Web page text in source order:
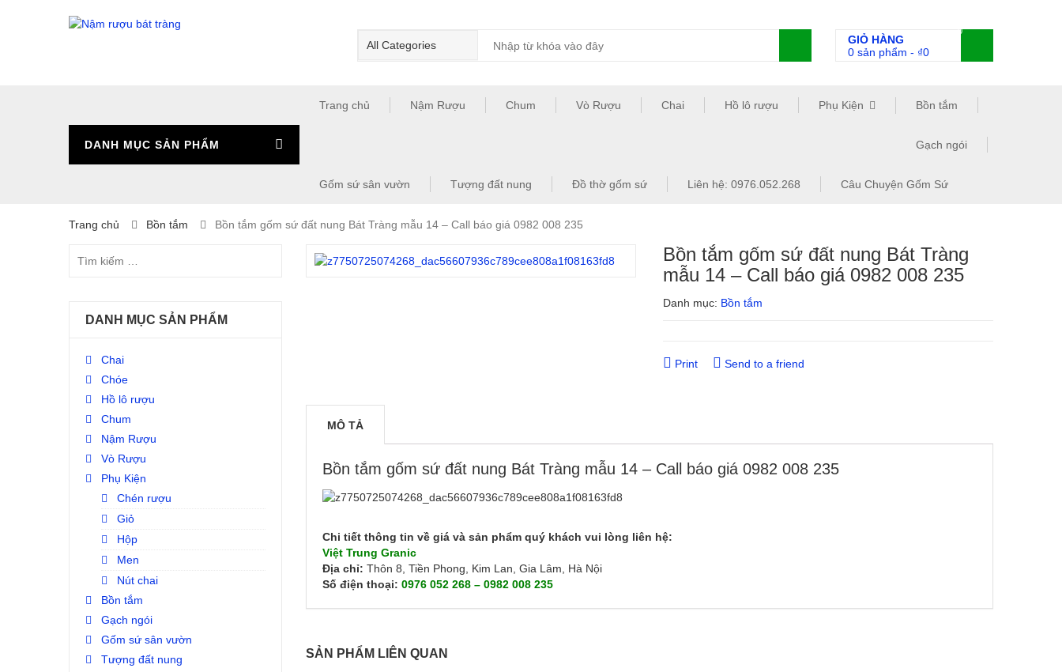
GIỎ HÀNG
0 sản phẩm - ₫0
0
DANH MỤC SẢN PHẨM
Trang chủ Nậm Rượu Chum Vò Rượu Chai Hồ lô rượu Phụ Kiện Bồn tắm
Gạch ngói
Gốm sứ sân vườn Tượng đất nung Đồ thờ gốm sứ Liên hệ: 0976.052.268 Câu Chuyện Gốm Sứ
Trang chủ Bồn tắm Bồn tắm gốm sứ đất nung Bát Tràng mẫu 14 – Call báo giá 0982 008 235
Bồn tắm gốm sứ đất nung Bát Tràng
mẫu 14 – Call báo giá 0982 008 235
Danh mục: Bồn tắm
Print Send to a friend
MÔ TẢ
Bồn tắm gốm sứ đất nung Bát Tràng mẫu 14 – Call báo giá 0982 008 235
Chi tiết thông tin về giá và sản phẩm quý khách vui lòng liên hệ:
Việt Trung Granic
Địa chỉ: Thôn 8, Tiền Phong, Kim Lan, Gia Lâm, Hà Nội
Số điện thoại: 0976 052 268 – 0982 008 235
SẢN PHẨM LIÊN QUAN
DANH MỤC SẢN PHẨM
Chai
Chóe
Hồ lô rượu
Chum
Nậm Rượu
Vò Rượu
Phụ Kiện
Chén rượu
Giỏ
Hộp
Men
Nút chai
Bồn tắm
Gạch ngói
Gốm sứ sân vườn
Tượng đất nung